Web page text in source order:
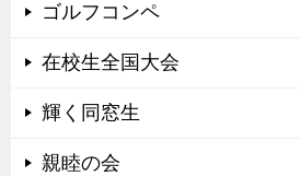
ゴルフコンペ
在校生全国大会
輝く同窓生
親睦の会